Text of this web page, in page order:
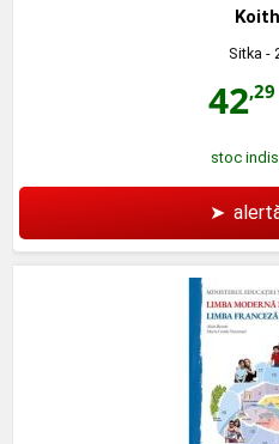
Sitka -
42,29
stoc
➤